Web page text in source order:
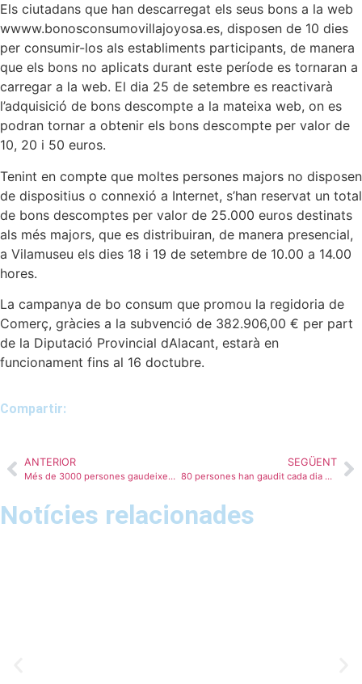
Els ciutadans que han descarregat els seus bons a la web
wwww.bonosconsumovillajoyosa.es, disposen de 10 dies
per consumir-los als establiments participants, de manera
que els bons no aplicats durant este període es tornaran a
carregar a la web. El dia 25 de setembre es reactivarà
l’adquisició de bons descompte a la mateixa web, on es
podran tornar a obtenir els bons descompte per valor de
10, 20 i 50 euros.
Tenint en compte que moltes persones majors no disposen
de dispositius o connexió a Internet, s’han reservat un total
de bons descomptes per valor de 25.000 euros destinats
als més majors, que es distribuiran, de manera presencial,
a Vilamuseu els dies 18 i 19 de setembre de 10.00 a 14.00
hores.
La campanya de bo consum que promou la regidoria de
Comerç, gràcies a la subvenció de 382.906,00 € per part
de la Diputació Provincial dAlacant, estarà en
funcionament fins al 16 doctubre.
Compartir:
ANTERIOR
Més de 3000 persones gaudeixen de la fira gastronòmica “El Sabor de la Costa Blanca” a la finca La Barbera
SEGÜENT
80 persones han gaudit cada dia d’estiu del servei de platja accessible que finalitza demà diumenge a la platja centre de la Vila Joiosa
Notícies relacionades